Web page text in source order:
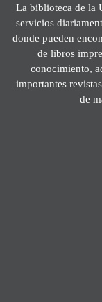
La biblioteca de la
servicios
donde pueden
de libros
conocimiento,
importantes
de